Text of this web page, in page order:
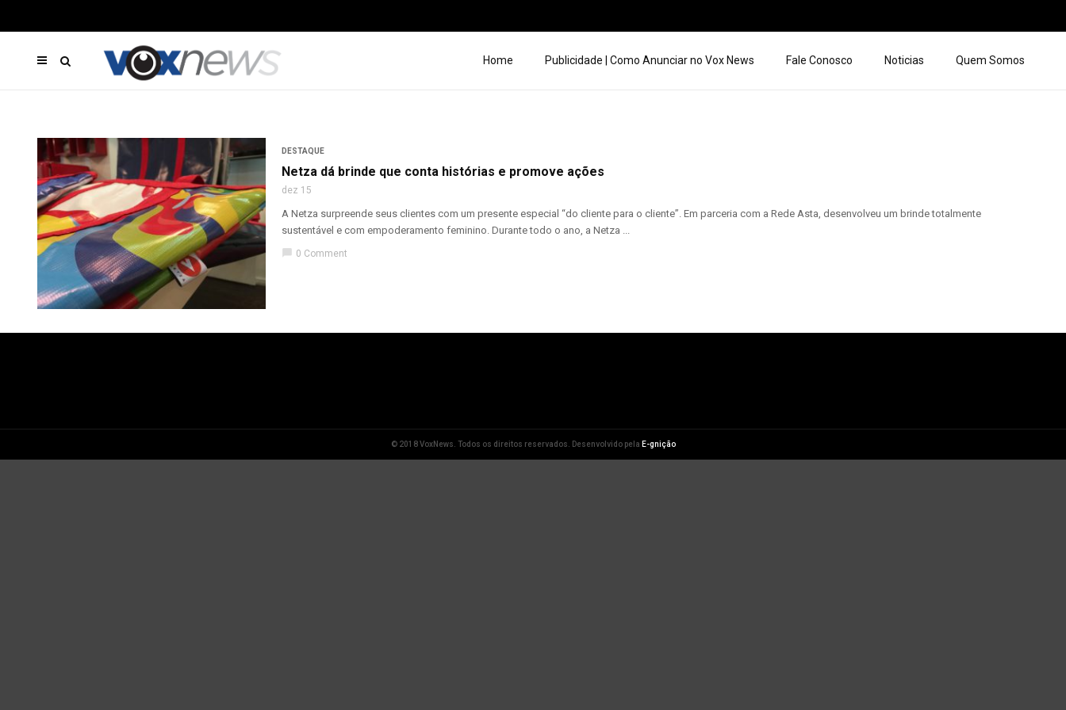
Home Publicidade | Como Anunciar no Vox News Fale Conosco Noticias Quem Somos
DESTAQUE
Netza dá brinde que conta histórias e promove ações
dez 15
A Netza surpreende seus clientes com um presente especial “do cliente para o cliente”. Em parceria com a Rede Asta, desenvolveu um brinde totalmente
sustentável e com empoderamento feminino. Durante todo o ano, a Netza ...
chat_bubble 0 Comment
© 2018 VoxNews. Todos os direitos reservados. Desenvolvido pela E-gnição